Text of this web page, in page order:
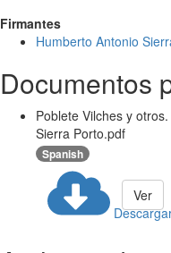
Firmantes
Humberto Antonio
Documentos
Poblete Vilches y
Sierra Porto.pdf
Spanish
Ver